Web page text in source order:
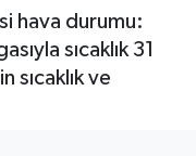
hava durumu:
sıcaklık 31
sıcaklık ve